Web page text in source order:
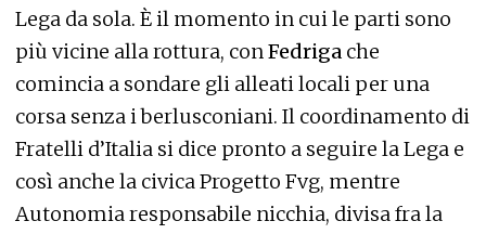
Lega da sola. È il momento in cui le parti sono
più vicine alla rottura, conFedriga che
comincia a sondare gli alleati locali per una
corsa senza i berlusconiani. Il coordinamento di
Fratelli d’Italia si dice pronto a seguire la Lega e
così anche la civica Progetto Fvg, mentre
Autonomia responsabile nicchia, divisa fra la